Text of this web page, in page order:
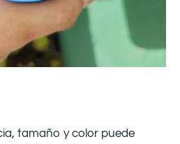
tamaño y color puede